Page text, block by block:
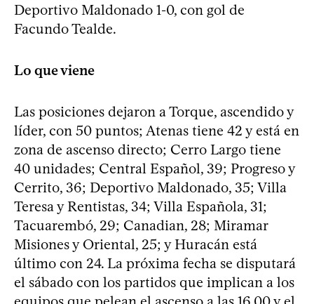
Deportivo Maldonado 1-0, con gol de
Facundo Tealde.
Lo que viene
Las posiciones dejaron a Torque, ascendido y
líder, con 50 puntos; Atenas tiene 42 y está en
zona de ascenso directo; Cerro Largo tiene
40 unidades; Central Español, 39; Progreso y
Cerrito, 36; Deportivo Maldonado, 35; Villa
Teresa y Rentistas, 34; Villa Española, 31;
Tacuarembó, 29; Canadian, 28; Miramar
Misiones y Oriental, 25; y Huracán está
último con 24. La próxima fecha se disputará
el sábado con los partidos que implican a los